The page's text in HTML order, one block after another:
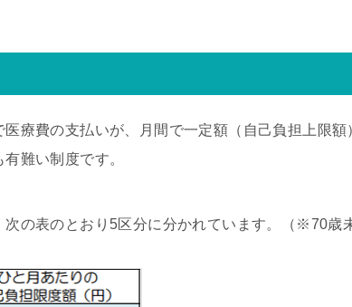
医療費の支払いが、月間で一定額（自己負担上限額
難い制度です。
次の表のとおり5区分に分かれています。（※70歳